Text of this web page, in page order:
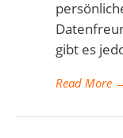
gibt es
Read More